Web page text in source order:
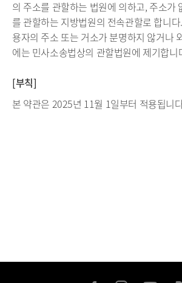
의 주소를 관할하는 법원에 의하고, 주소가
를 관할하는 지방법원의 전속관할로 합니
용자의 주소 또는 거소가 분명하지 않거나
에는 민사소송법상의 관할법원에 제기합니
[부칙]
본 약관은 2025년 11월 1일부터 적용됩니